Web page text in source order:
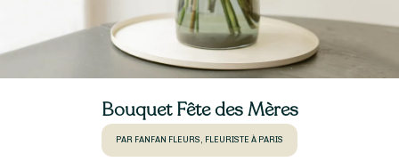
Bouquet Fête des Mères
PAR FANFAN FLEURS, FLEURISTE À PARIS